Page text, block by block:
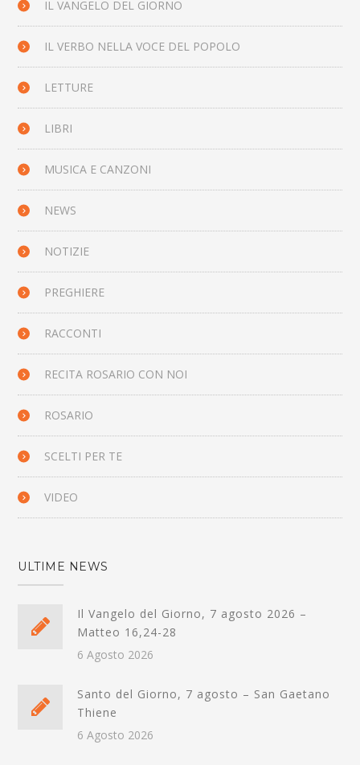
IL VANGELO DEL GIORNO
IL VERBO NELLA VOCE DEL POPOLO
LETTURE
LIBRI
MUSICA E CANZONI
NEWS
NOTIZIE
PREGHIERE
RACCONTI
RECITA ROSARIO CON NOI
ROSARIO
SCELTI PER TE
VIDEO
ULTIME NEWS
Il Vangelo del Giorno, 7 agosto 2026 –
Matteo 16,24-28
6 Agosto 2026
Santo del Giorno, 7 agosto – San Gaetano
Thiene
6 Agosto 2026